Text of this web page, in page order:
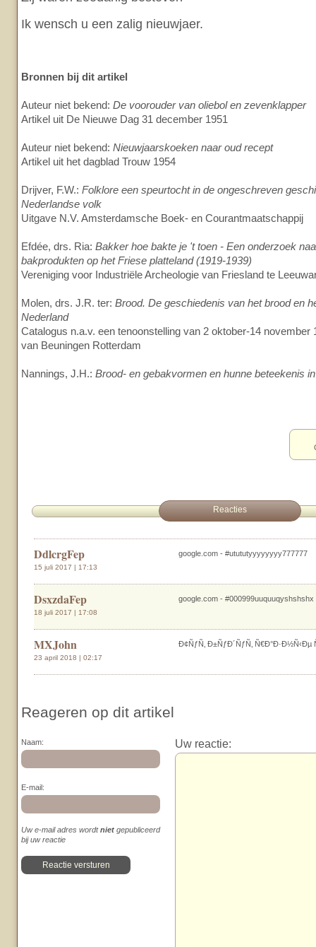
Ik wensch u een zalig nieuwjaer.
Bronnen bij dit artikel
Auteur niet bekend: De voorouder van oliebol en zevenklapper
Artikel uit De Nieuwe Dag 31 december 1951
Auteur niet bekend: Nieuwjaarskoeken naar oud recept
Artikel uit het dagblad Trouw 1954
Drijver, F.W.: Folklore een speurtocht in de ongeschreven
Nederlandse volk
Uitgave N.V. Amsterdamsche Boek- en Courantmaatschappij
Efdée, drs. Ria: Bakker hoe bakte je 't toen - Een onderzoek
bakprodukten op het Friese platteland (1919-1939)
Vereniging voor Industriële Archeologie van Friesland te
Molen, drs. J.R. ter: Brood. De geschiedenis van het brood en
Nederland
Catalogus n.a.v. een tenoonstelling van 2 oktober-14
van Beuningen Rotterdam
Nannings, J.H.: Brood- en gebakvormen en hunne beteekenis
Reacties
DdlcrgFep
15 juli 2017 | 17:13
google.com - #utututyyyyyyyy777777
DsxzdaFep
18 juli 2017 | 17:08
google.com - #000999uuquuqyshshshx
MXJohn
23 april 2018 | 02:17
Ð¢ÑƒÑ‚ Ð±ÑƒÐ´ÑƒÑ‚ Ñ€Ð°Ð·Ð½Ñ‹Ðµ
Reageren op dit artikel
Naam:
E-mail:
Uw e-mail adres wordtniet gepubliceerd
bij uw reactie
Uw reactie: